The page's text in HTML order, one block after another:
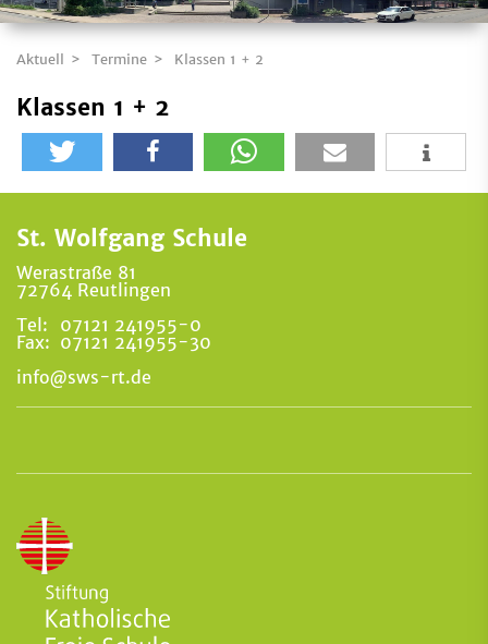
Aktuell Termine Klassen 1 + 2
Klassen 1 + 2
St. Wolfgang Schule
Werastraße 81
72764 Reutlingen
Tel:
07121 241955-0
Fax: 07121 241955-30
info@sws-rt.de